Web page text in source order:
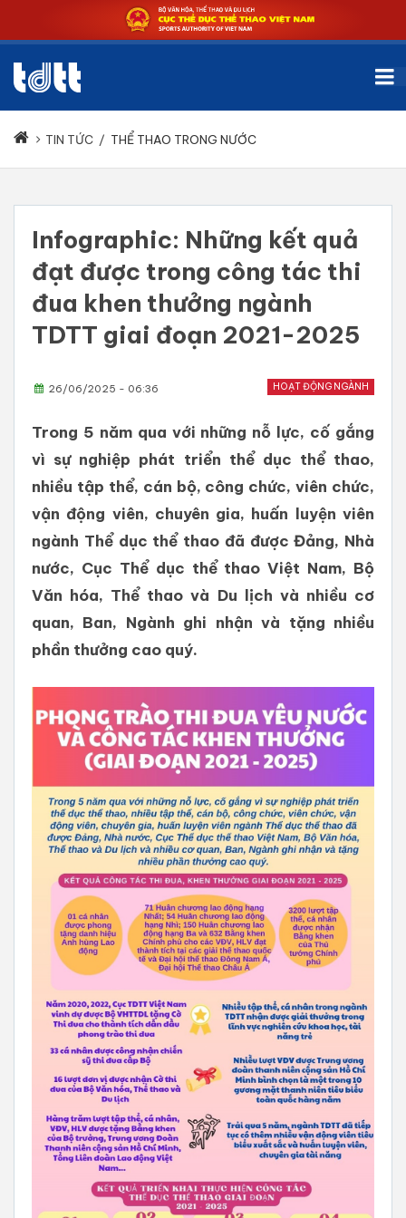
TIN TỨC / THỂ THAO TRONG NƯỚC
Infographic: Những kết quả
đạt được trong công tác thi
đua khen thưởng ngành
TDTT giai đoạn 2021-2025
HOẠT ĐỘNG NGÀNH
26/06/2025 - 06:36
Trong 5 năm qua với những nỗ lực, cố gắng
vì sự nghiệp phát triển thể dục thể thao,
nhiều tập thể, cán bộ, công chức, viên chức,
vận động viên, chuyên gia, huấn luyện viên
ngành Thể dục thể thao đã được Đảng, Nhà
nước, Cục Thể dục thể thao Việt Nam, Bộ
Văn hóa, Thể thao và Du lịch và nhiều cơ
quan, Ban, Ngành ghi nhận và tặng nhiều
phần thưởng cao quý.